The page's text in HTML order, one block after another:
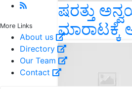
More Links
About us
Directory
Our Team
Contact
ಷರತ್ತು
ಮಾರಾಟಕ್ಕೆ